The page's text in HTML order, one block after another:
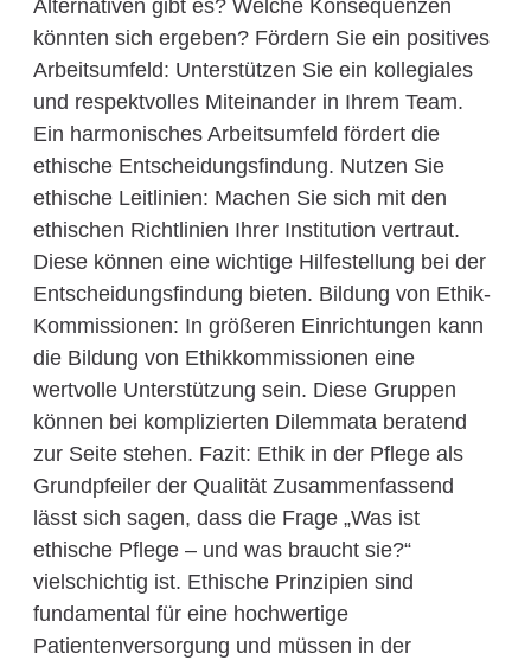
Alternativen gibt es? Welche Konsequenzen
könnten sich ergeben? Fördern Sie ein positives
Arbeitsumfeld: Unterstützen Sie ein kollegiales
und respektvolles Miteinander in Ihrem Team.
Ein harmonisches Arbeitsumfeld fördert die
ethische Entscheidungsfindung. Nutzen Sie
ethische Leitlinien: Machen Sie sich mit den
ethischen Richtlinien Ihrer Institution vertraut.
Diese können eine wichtige Hilfestellung bei der
Entscheidungsfindung bieten. Bildung von Ethik-
Kommissionen: In größeren Einrichtungen kann
die Bildung von Ethikkommissionen eine
wertvolle Unterstützung sein. Diese Gruppen
können bei komplizierten Dilemmata beratend
zur Seite stehen. Fazit: Ethik in der Pflege als
Grundpfeiler der Qualität Zusammenfassend
lässt sich sagen, dass die Frage „Was ist
ethische Pflege – und was braucht sie?“
vielschichtig ist. Ethische Prinzipien sind
fundamental für eine hochwertige
Patientenversorgung und müssen in der